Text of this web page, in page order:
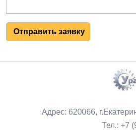
Адрес: 620066,
Тел.: +7